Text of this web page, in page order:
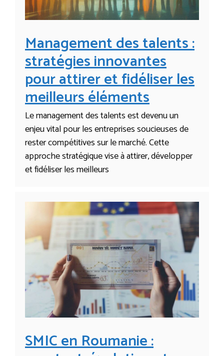
Management des talents :
stratégies innovantes
pour attirer et fidéliser les
meilleurs éléments
Le management des talents est devenu un
enjeu vital pour les entreprises soucieuses de
rester compétitives sur le marché. Cette
approche stratégique vise à attirer, développer
et fidéliser les meilleurs
SMIC en Roumanie :